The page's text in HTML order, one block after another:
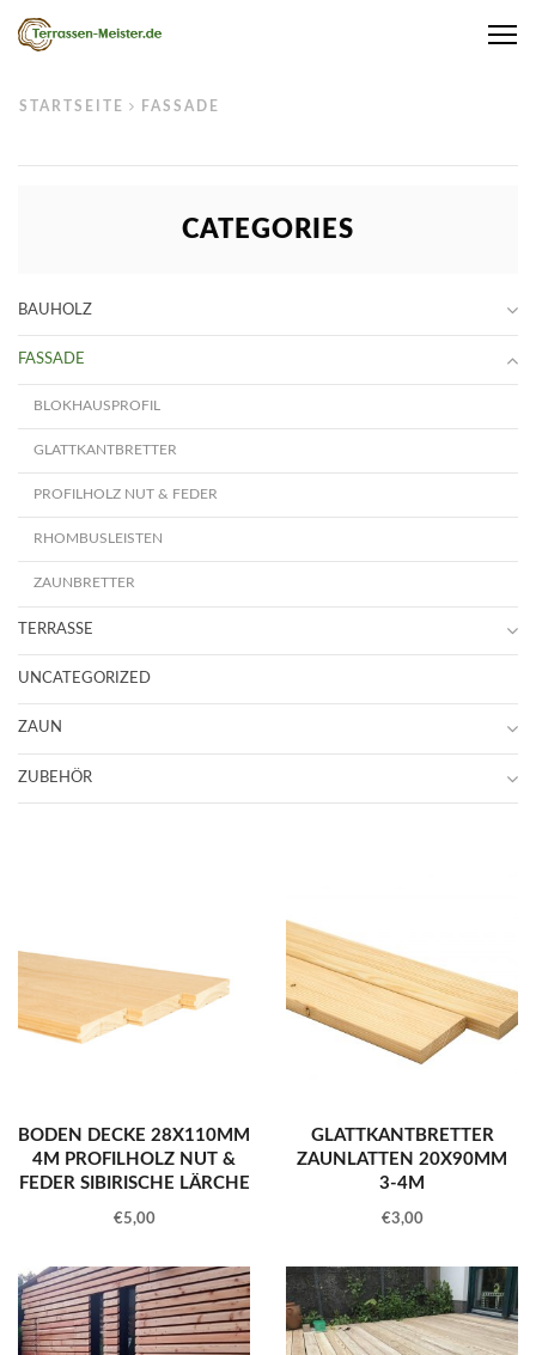
STARTSEITE FASSADE
BODEN DECKE 28X110MM
4M PROFILHOLZ NUT &
FEDER SIBIRISCHE LÄRCHE
€5,00
GLATTKANTBRETTER
ZAUNLATTEN 20X90MM
3-4M
€3,00
CATEGORIES
BAUHOLZ
FASSADE
BLOKHAUSPROFIL
GLATTKANTBRETTER
PROFILHOLZ NUT & FEDER
RHOMBUSLEISTEN
ZAUNBRETTER
TERRASSE
UNCATEGORIZED
ZAUN
ZUBEHÖR